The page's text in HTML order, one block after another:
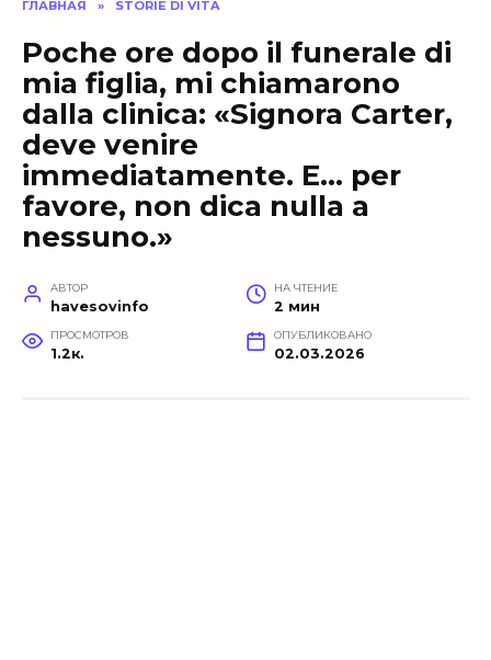
ГЛАВНАЯ » STORIE DI VITA
Poche ore dopo il funerale di
mia figlia, mi chiamarono
dalla clinica: «Signora Carter,
deve venire
immediatamente. E… per
favore, non dica nulla a
nessuno.»
АВТОР
havesovinfo
НА ЧТЕНИЕ
2 мин
ПРОСМОТРОВ
1.2к.
ОПУБЛИКОВАНО
02.03.2026